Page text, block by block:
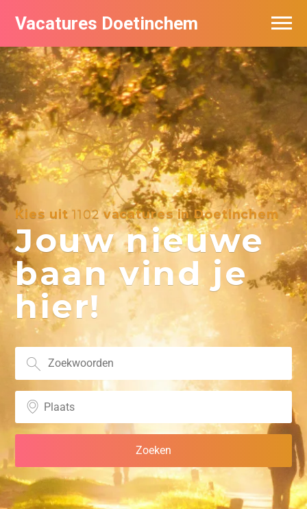
Vacatures Doetinchem
Kies uit1102vacatures in Doetinchem
Jouw nieuwe
baan vind je
hier!
Vacatures per bedrijf
De populairste vacatures in Doetinchem
Nieuwsbrief feed